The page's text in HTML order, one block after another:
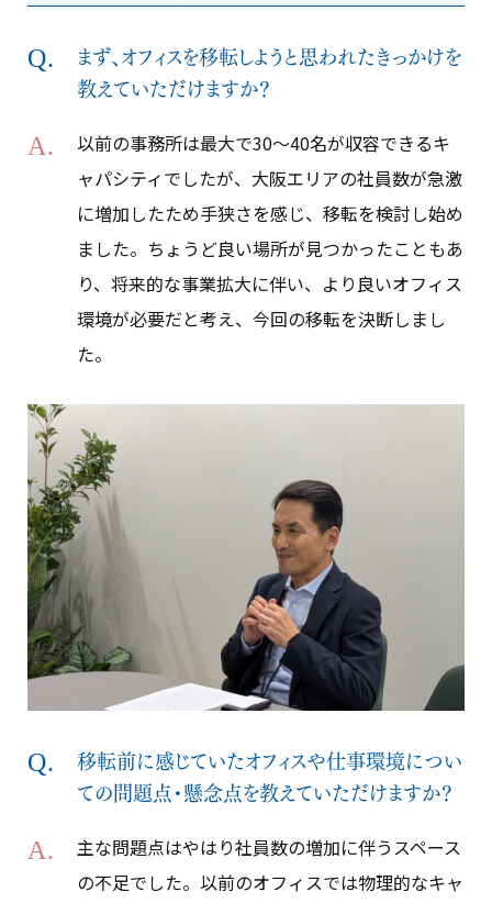
まず、オフィスを移転しようと思われたきっかけを
教えていただけますか？
以前の事務所は最大で30～40名が収容できるキ
ャパシティでしたが、大阪エリアの社員数が急激
に増加したため手狭さを感じ、移転を検討し始め
ました。ちょうど良い場所が見つかったこともあ
り、将来的な事業拡大に伴い、より良いオフィス
環境が必要だと考え、今回の移転を決断しまし
た。
移転前に感じていたオフィスや仕事環境につい
ての問題点・懸念点を教えていただけますか？
主な問題点はやはり社員数の増加に伴うスペース
の不足でした。以前のオフィスでは物理的なキャ